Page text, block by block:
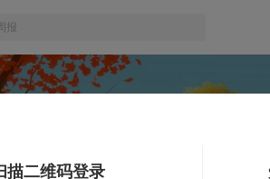
描二维码登录